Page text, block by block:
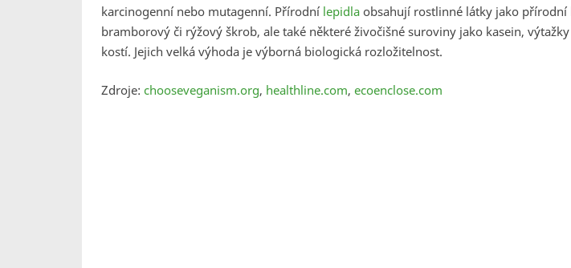
karcinogenní nebo mutagenní. Přírodní lepidla obsahují rostlinné látky jako přírodní
bramborový či rýžový škrob, ale také některé živočišné suroviny jako kasein,
kostí. Jejich velká výhoda je výborná biologická rozložitelnost.
Zdroje: chooseveganism.org, healthline.com, ecoenclose.com